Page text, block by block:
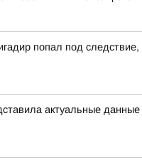
попал под
актуальные